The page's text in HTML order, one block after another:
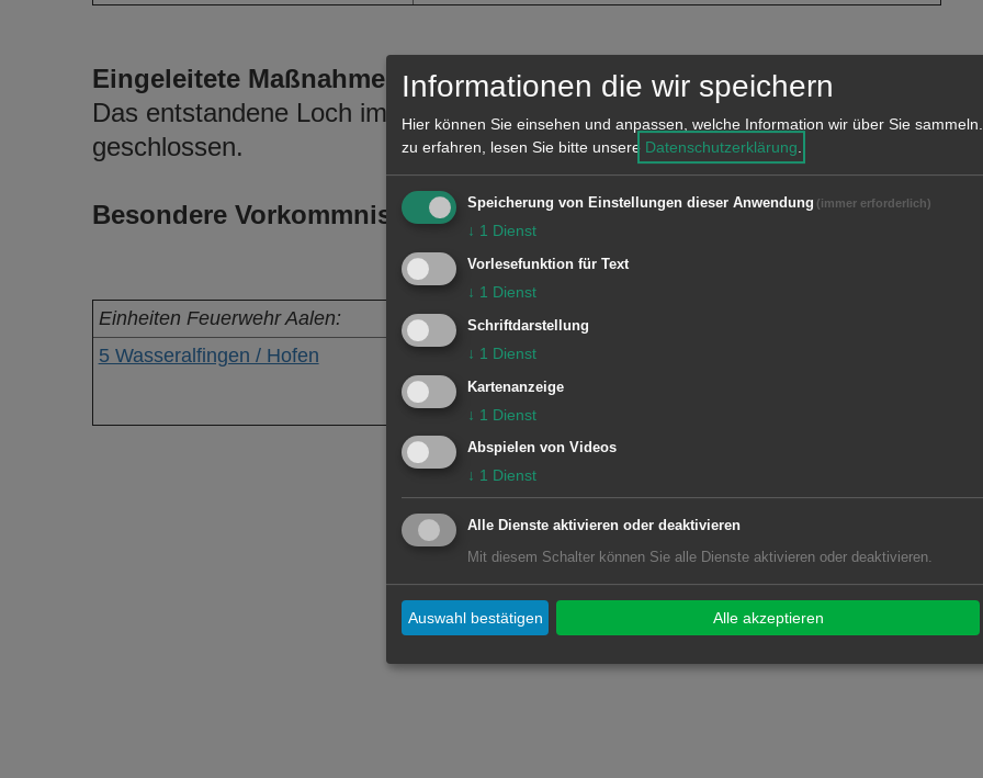
Eingeleitete Maßnahmen / Einsatzverlauf:
Das entstandene Loch im Dach wurde mit einer Folie provisorisch
geschlossen.
Besondere Vorkommnisse:
Einheiten Feuerwehr Aalen:
5 Wasseralfingen / Hofen
Informationen die wir speichern
Hier können Sie einsehen und anpassen, welche Information wir über Sie sammeln.
zu erfahren, lesen Sie bitte unsere Datenschutzerklärung.
Speicherung von Einstellungen dieser Anwendung (immer erforderlich)
↓ 1 Dienst
Vorlesefunktion für Text
↓ 1 Dienst
Schriftdarstellung
↓ 1 Dienst
Kartenanzeige
↓ 1 Dienst
Abspielen von Videos
↓ 1 Dienst
Alle Dienste aktivieren oder deaktivieren
Mit diesem Schalter können Sie alle Dienste aktivieren oder deaktivieren.
Auswahl bestätigen Alle akzeptieren